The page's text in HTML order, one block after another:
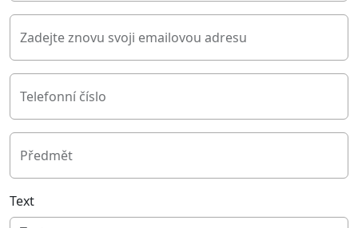
Zadejte znovu svoji emailovou adresu
Telefonní číslo
Předmět
Text